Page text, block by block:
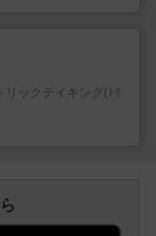
ックテイキング(ﾄﾘ